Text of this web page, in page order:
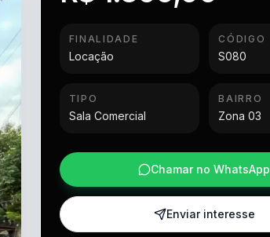
FINALIDADE
Locação
CÓDIGO
S080
TIPO
Sala Comercial
BAIRRO
Zona 03
Chamar no WhatsApp
Enviar interesse